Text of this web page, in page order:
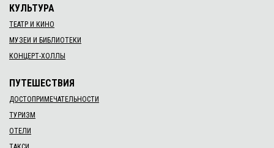
КУЛЬТУРА
ТЕАТР И КИНО
МУЗЕИ И БИБЛИОТЕКИ
КОНЦЕРТ-ХОЛЛЫ
ПУТЕШЕСТВИЯ
ДОСТОПРИМЕЧАТЕЛЬНОСТИ
ТУРИЗМ
ОТЕЛИ